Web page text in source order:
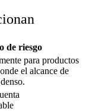
de riesgo
para productos
el alcance de